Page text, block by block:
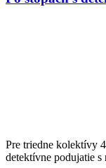
Pre triedne kolektívy
detektívne podujatie s